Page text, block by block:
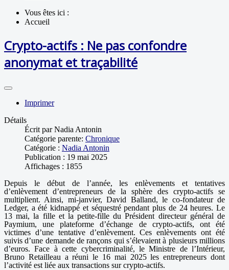
Vous êtes ici :
Accueil
Crypto-actifs : Ne pas confondre
anonymat et traçabilité
Imprimer
Détails
Écrit parNadia Antonin
Catégorie parente: Chronique
Catégorie : Nadia Antonin
Publication : 19 mai 2025
Affichages : 1855
Depuis le début de l’année, les enlèvements et tentatives
d’enlèvement d’entrepreneurs de la sphère des crypto-actifs se
multiplient. Ainsi, mi-janvier, David Balland, le co-fondateur de
Ledger, a été kidnappé et séquestré pendant plus de 24 heures. Le
13 mai, la fille et la petite-fille du Président directeur général de
Paymium, une plateforme d’échange de crypto-actifs, ont été
victimes d’une tentative d’enlèvement. Ces enlèvements ont été
suivis d’une demande de rançons qui s’élevaient à plusieurs millions
d’euros. Face à cette cybercriminalité, le Ministre de l’Intérieur,
Bruno Retailleau a réuni le 16 mai 2025 les entrepreneurs dont
l’activité est liée aux transactions sur crypto-actifs.